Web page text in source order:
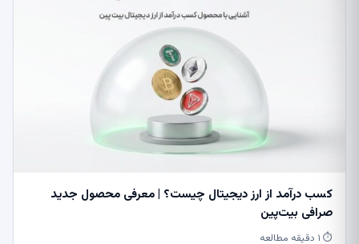
کسب درآمد از ارز دیجیتال چیست؟ | معرفی محصول جدید
صرافی بیت‌پین
⏱ ۱ دقیقه مطالعه